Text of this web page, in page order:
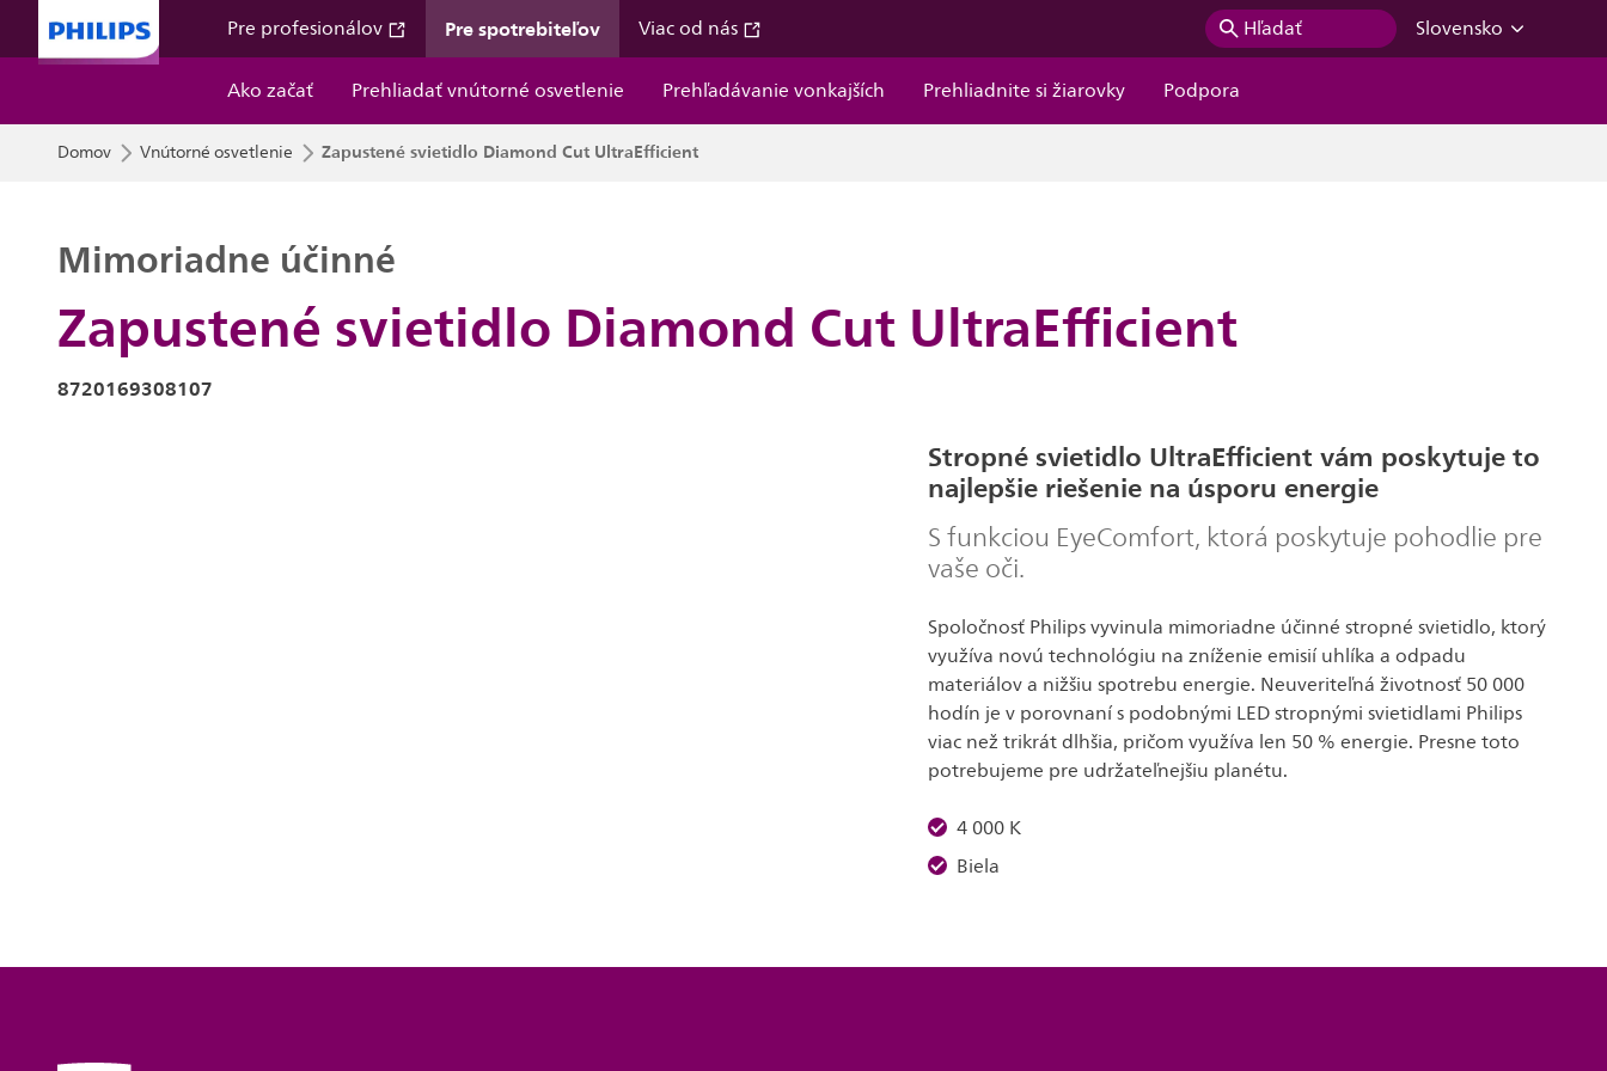
Pre profesionálov Pre spotrebiteľov Viac od nás Hľadať
Slovensko
Ako začať
Prehliadať vnútorné osvetlenie Prehľadávanie vonkajších Prehliadnite si žiarovky Podpora
Domov Vnútorné osvetlenie Zapustené svietidlo Diamond Cut UltraEfficient
Zapustené svietidlo Diamond Cut UltraEfficient
Mimoriadne účinné
8720169308107
Stropné svietidlo UltraEfficient vám poskytuje to
najlepšie riešenie na úsporu energie
S funkciou EyeComfort, ktorá poskytuje pohodlie pre
vaše oči.
Spoločnosť Philips vyvinula mimoriadne účinné stropné svietidlo, ktorý
využíva novú technológiu na zníženie emisií uhlíka a odpadu
materiálov a nižšiu spotrebu energie. Neuveriteľná životnosť 50 000
hodín je v porovnaní s podobnými LED stropnými svietidlami Philips
viac než trikrát dlhšia, pričom využíva len 50 % energie. Presne toto
potrebujeme pre udržateľnejšiu planétu.
4 000 K
Biela